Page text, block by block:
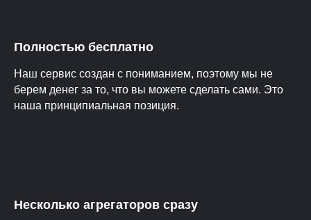
Полностью бесплатно
Наш сервис создан с пониманием, поэтому мы не
берем денег за то, что вы можете сделать сами. Это
наша принципиальная позиция.
Несколько агрегаторов сразу